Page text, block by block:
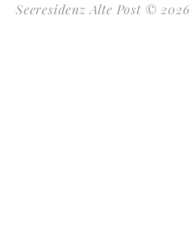
Seeresidenz Alte Post © 2026